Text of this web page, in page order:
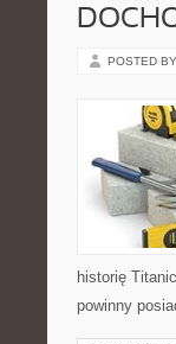
POSTED
historię
powinny